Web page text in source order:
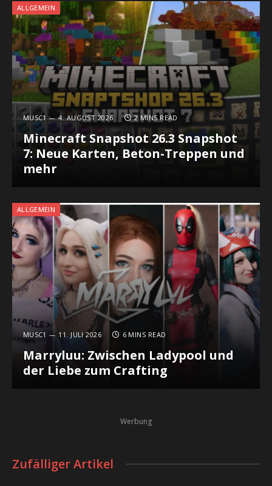
ALLGEMEIN
MUSC1 4. AUGUST 2026 2 MINS READ
Minecraft Snapshot 26.3 Snapshot
7: Neue Karten, Beton-Treppen und
mehr
ALLGEMEIN
MUSC1 11. JULI 2026 6 MINS READ
Marryluu: Zwischen Ladypool und
der Liebe zum Crafting
Werbung
Zufälliger Artikel